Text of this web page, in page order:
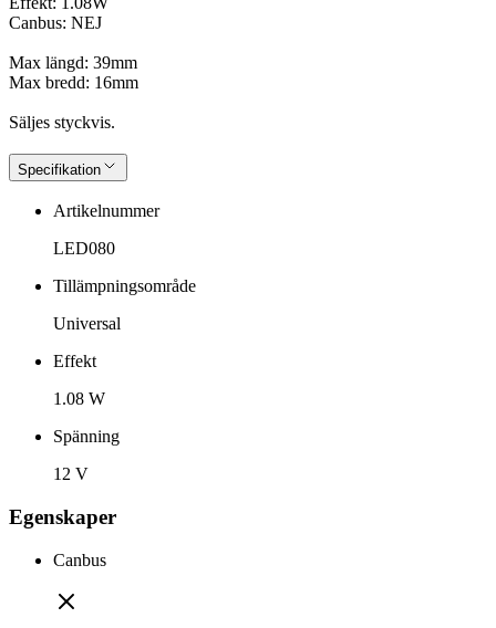
Canbus: NEJ
Max längd: 39mm
Max bredd: 16mm
Säljes styckvis.
Specifikation
Artikelnummer
LED080
Tillämpningsområde
Universal
Effekt
1.08 W
Spänning
12 V
Egenskaper
Canbus